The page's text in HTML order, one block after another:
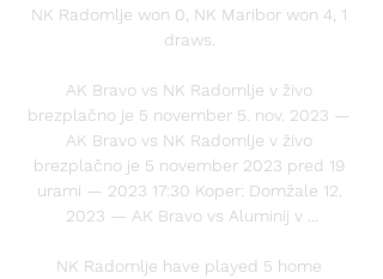
NK Radomlje won 0, NK Maribor won 4, 1
draws.
AK Bravo vs NK Radomlje v živo
brezplačno je 5 november 5. nov. 2023 —
AK Bravo vs NK Radomlje v živo
brezplačno je 5 november 2023 pred 19
urami — 2023 17:30 Koper: Domžale 12.
2023 — AK Bravo vs Aluminij v ...
NK Radomlje have played 5 home